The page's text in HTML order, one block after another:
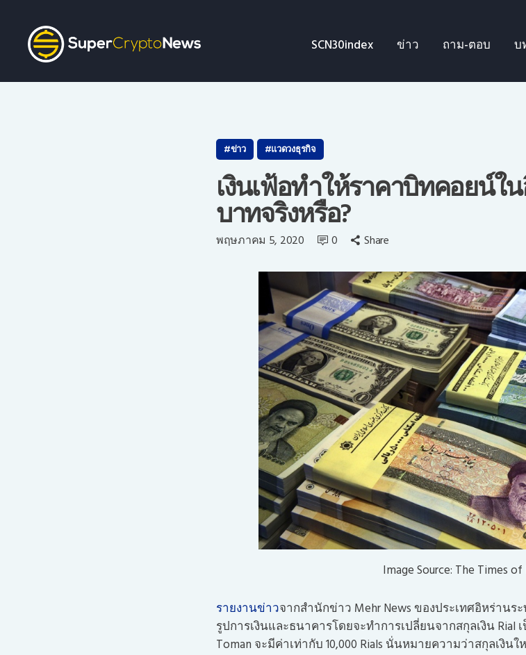
SCN30index ข่าว ถาม-ตอบ บ
ข่าว
บทความพิเศษ
ความรู้เบื้องต้น
วีดีโอ
ไทย
ข่าว แวดวงธุรกิจ
เงินเฟ้อทำให้ราคาบิทคอยน์ใ
บาทจริงหรือ?
พฤษภาคม 5, 2020 0 Share
Image Source: The Times of
รายงานข่าวจากสำนักข่าว Mehr News ของประเทศอิหร่าน
รูปการเงินและธนาคารโดยจะทำการเปลี่ยนจากสกุลเงิน Rial
Toman จะมีค่าเท่ากับ 10,000 Rials นั่นหมายความว่าสกุลเงิ